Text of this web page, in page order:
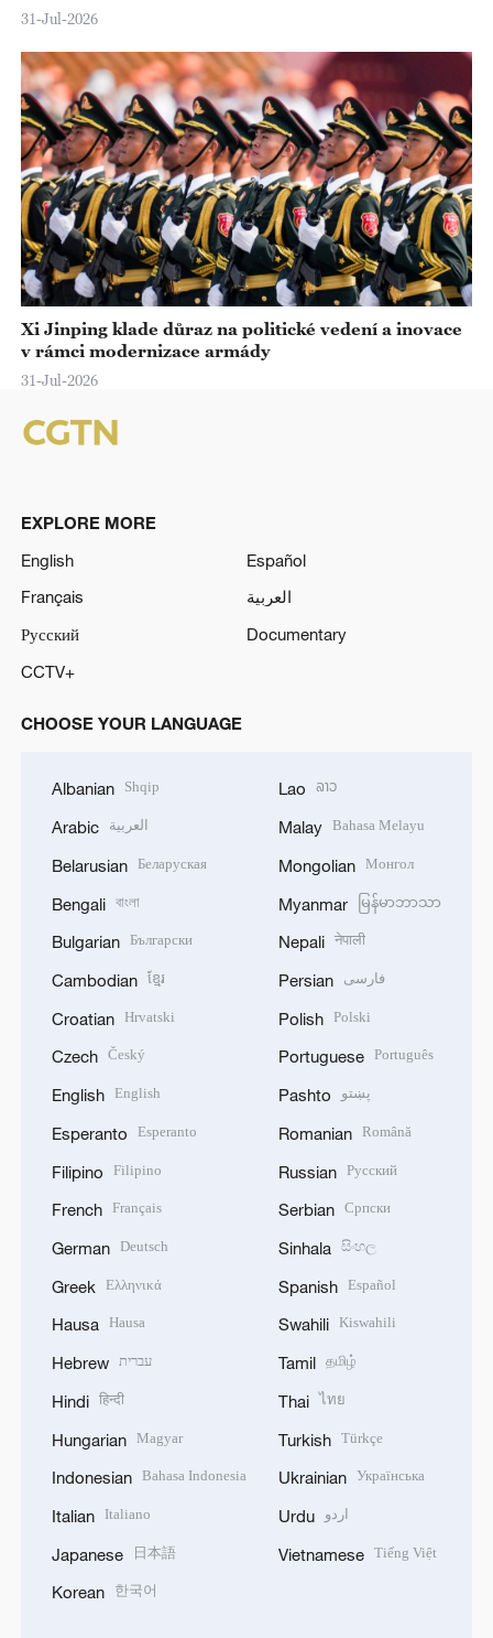
31-Jul-2026
Xi Jinping klade důraz na politické vedení a inovace
v rámci modernizace armády
31-Jul-2026
EXPLORE MORE
English
Español
Français
العربية
Русский
Documentary
CCTV+
CHOOSE YOUR LANGUAGE
Albanian Shqip
Arabic العربية
Belarusian Беларуская
Bengali বাংলা
Bulgarian Български
Cambodian ខ្មែរ
Croatian Hrvatski
Czech Český
English English
Esperanto Esperanto
Filipino Filipino
French Français
German Deutsch
Greek Ελληνικά
Hausa Hausa
Hebrew עברית
Hindi हिन्दी
Hungarian Magyar
Indonesian Bahasa Indonesia
Italian Italiano
Japanese 日本語
Korean 한국어
Lao ລາວ
Malay Bahasa Melayu
Mongolian Монгол
Myanmar မြန်မာဘာသာ
Nepali नेपाली
Persian فارسی
Polish Polski
Portuguese Português
Pashto پښتو
Romanian Română
Russian Русский
Serbian Српски
Sinhala සිංහල
Spanish Español
Swahili Kiswahili
Tamil தமிழ்
Thai ไทย
Turkish Türkçe
Ukrainian Українська
Urdu اردو
Vietnamese Tiếng Việt